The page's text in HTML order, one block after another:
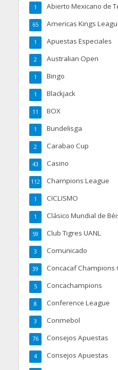
Abierto Mexicano de
1
Americas Kings
65
Apuestas Especiales
1
Australian Open
2
Bingo
1
Blackjack
1
BOX
11
Bundelisga
1
Carabao Cup
2
Casino
43
Champions League
112
CICLISMO
1
Clásico Mundial de
1
Club Tigres UANL
59
Comunicado
3
Concacaf Champions
39
Concachampions
5
Conference League
8
Conmebol
3
Consejos Apuestas
76
Consejos Apuestas
4